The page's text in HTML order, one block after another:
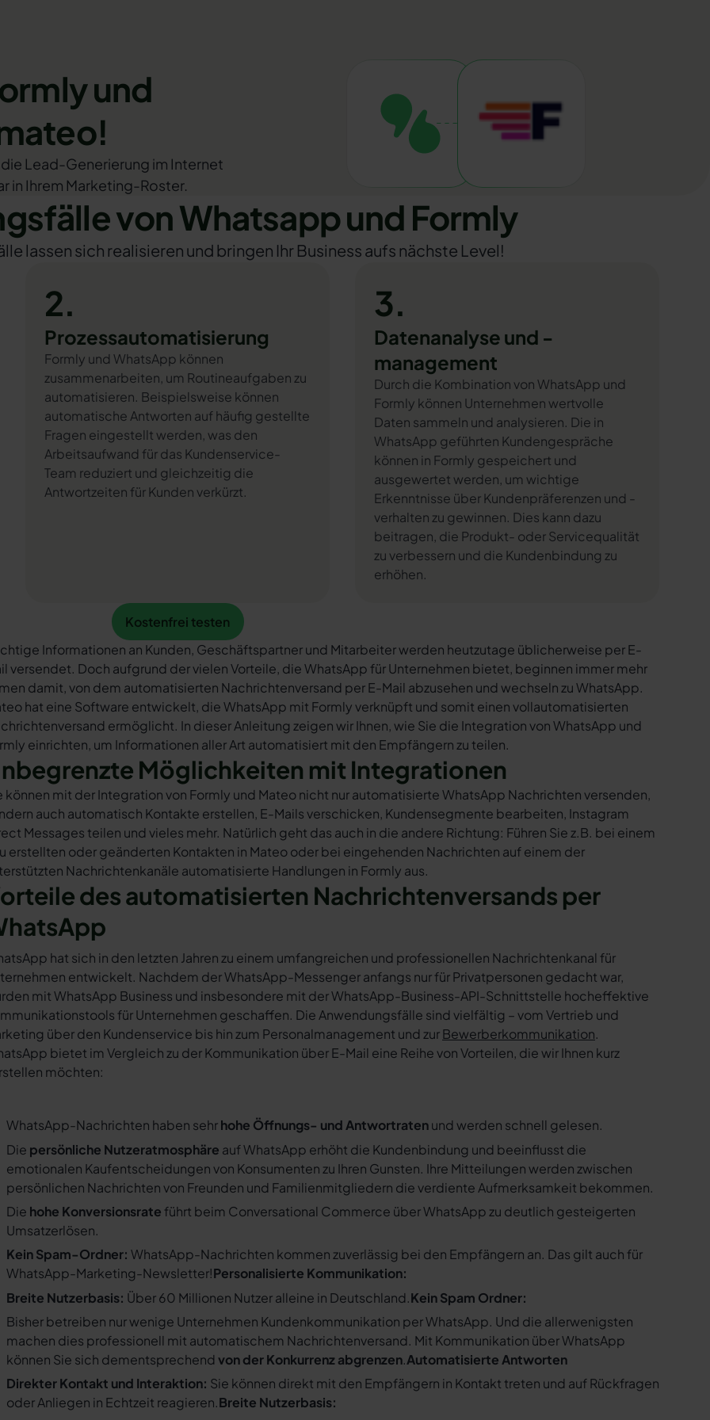
und
Lead-Generierung im Internet
in Ihrem Marketing-Roster.
von Whatsapp und Formly
lassen sich realisieren und bringen Ihr Business aufs nächste Level!
2.
Prozessautomatisierung
Formly und WhatsApp können
zusammenarbeiten, um Routineaufgaben zu
automatisieren. Beispielsweise können
automatische Antworten auf häufig gestellte
Fragen eingestellt werden, was den
Arbeitsaufwand für das Kundenservice-
Team reduziert und gleichzeitig die
Antwortzeiten für Kunden verkürzt.
3.
Datenanalyse und -
management
Durch die Kombination von WhatsApp und
Formly können Unternehmen wertvolle
Daten sammeln und analysieren. Die in
WhatsApp geführten Kundengespräche
können in Formly gespeichert und
ausgewertet werden, um wichtige
Erkenntnisse über Kundenpräferenzen und -
verhalten zu gewinnen. Dies kann dazu
beitragen, die Produkt- oder Servicequalität
zu verbessern und die Kundenbindung zu
erhöhen.
Kostenfrei testen
Kostenfrei testen
Informationen an Kunden, Geschäftspartner und Mitarbeiter werden heutzutage üblicherweise per E-
versendet. Doch aufgrund der vielen Vorteile, die WhatsApp für Unternehmen bietet, beginnen immer mehr
damit, von dem automatisierten Nachrichtenversand per E-Mail abzusehen und wechseln zu WhatsApp.
hat eine Software entwickelt, die WhatsApp mit Formly verknüpft und somit einen vollautomatisierten
ermöglicht. In dieser Anleitung zeigen wir Ihnen, wie Sie die Integration von WhatsApp und
einrichten, um Informationen aller Art automatisiert mit den Empfängern zu teilen.
Möglichkeiten mit Integrationen
können mit der Integration von Formly und Mateo nicht nur automatisierte WhatsApp Nachrichten versenden,
auch automatisch Kontakte erstellen, E-Mails verschicken, Kundensegmente bearbeiten, Instagram
Messages teilen und vieles mehr. Natürlich geht das auch in die andere Richtung: Führen Sie z.B. bei einem
erstellten oder geänderten Kontakten in Mateo oder bei eingehenden Nachrichten auf einem der
Nachrichtenkanäle automatisierte Handlungen in Formly aus.
des automatisierten Nachrichtenversands per
hat sich in den letzten Jahren zu einem umfangreichen und professionellen Nachrichtenkanal für
entwickelt. Nachdem der WhatsApp-Messenger anfangs nur für Privatpersonen gedacht war,
mit WhatsApp Business und insbesondere mit der WhatsApp-Business-API-Schnittstelle hocheffektive
für Unternehmen geschaffen. Die Anwendungsfälle sind vielfältig – vom Vertrieb und
über den Kundenservice bis hin zum Personalmanagement und zurBewerberkommunikation.
bietet im Vergleich zu der Kommunikation über E-Mail eine Reihe von Vorteilen, die wir Ihnen kurz
möchten:
WhatsApp-Nachrichten haben sehrhohe Öffnungs- und Antwortratenund werden schnell gelesen.
Die persönliche Nutzeratmosphäre auf WhatsApp erhöht die Kundenbindung und beeinflusst die
emotionalen Kaufentscheidungen von Konsumenten zu Ihren Gunsten. Ihre Mitteilungen werden zwischen
persönlichen Nachrichten von Freunden und Familienmitgliedern die verdiente Aufmerksamkeit bekommen.
Die hohe Konversionsrate führt beim Conversational Commerce über WhatsApp zu deutlich gesteigerten
Umsatzerlösen.
Kein Spam-Ordner: WhatsApp-Nachrichten kommen zuverlässig bei den Empfängern an. Das gilt auch für
WhatsApp-Marketing-Newsletter!Personalisierte Kommunikation:
Breite Nutzerbasis: Über 60 Millionen Nutzer alleine in Deutschland.Kein Spam Ordner:
Bisher betreiben nur wenige Unternehmen Kundenkommunikation per WhatsApp. Und die allerwenigsten
machen dies professionell mit automatischem Nachrichtenversand. Mit Kommunikation über WhatsApp
können Sie sich dementsprechendvon der Konkurrenz abgrenzen.Automatisierte Antworten
Direkter Kontakt und Interaktion: Sie können direkt mit den Empfängern in Kontakt treten und auf Rückfragen
oder Anliegen in Echtzeit reagieren.Breite Nutzerbasis: